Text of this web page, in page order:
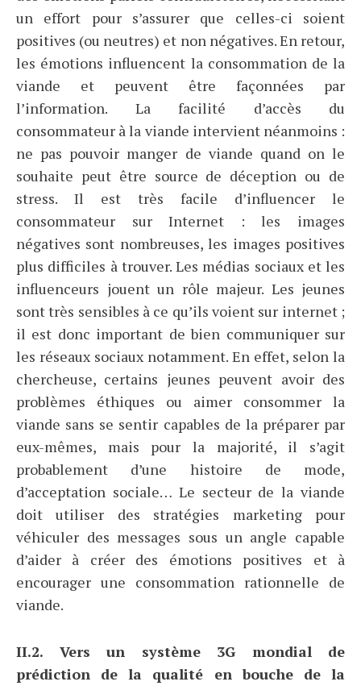
un effort pour s’assurer que celles-ci soient
positives (ou neutres) et non négatives. En retour,
les émotions influencent la consommation de la
viande et peuvent être façonnées par
l’information. La facilité d’accès du
consommateur à la viande intervient néanmoins :
ne pas pouvoir manger de viande quand on le
souhaite peut être source de déception ou de
stress. Il est très facile d’influencer le
consommateur sur Internet : les images
négatives sont nombreuses, les images positives
plus difficiles à trouver. Les médias sociaux et les
influenceurs jouent un rôle majeur. Les jeunes
sont très sensibles à ce qu’ils voient sur internet ;
il est donc important de bien communiquer sur
les réseaux sociaux notamment. En effet, selon la
chercheuse, certains jeunes peuvent avoir des
problèmes éthiques ou aimer consommer la
viande sans se sentir capables de la préparer par
eux-mêmes, mais pour la majorité, il s’agit
probablement d’une histoire de mode,
d’acceptation sociale… Le secteur de la viande
doit utiliser des stratégies marketing pour
véhiculer des messages sous un angle capable
d’aider à créer des émotions positives et à
encourager une consommation rationnelle de
viande.
II.2. Vers un système 3G mondial de
prédiction de la qualité en bouche de la